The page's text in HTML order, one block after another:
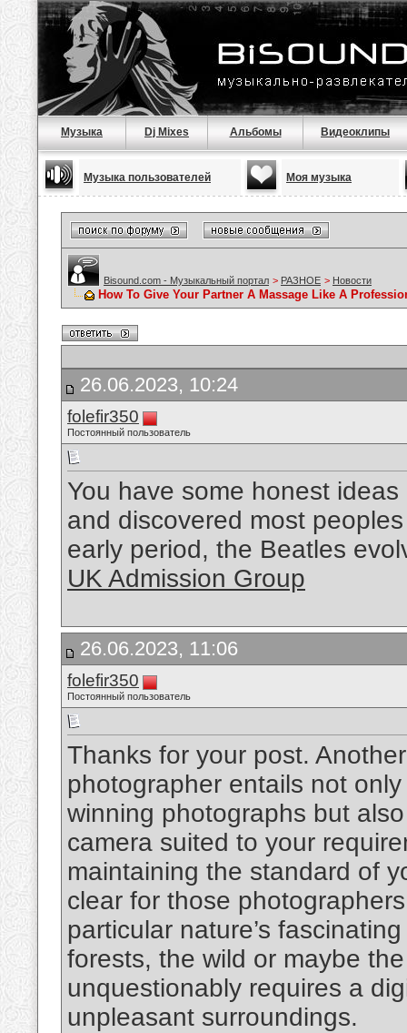
Музыка Dj Mixes Альбомы Видеоклипы
Музыка пользователей Моя музыка
Bisound.com - Музыкальный портал > РАЗНОЕ > Новости
How To Give Your Partner A Massage Like A
26.06.2023, 10:24
folefir350
Постоянный пользователь
You have some honest
and discovered most
early period, the Beatles
UK Admission Group
26.06.2023, 11:06
folefir350
Постоянный пользователь
Thanks for your post.
photographer entails not
winning photographs but
camera suited to your
maintaining the standard of
clear for those
particular nature’s
forests, the wild or maybe
unquestionably requires a
unpleasant surroundings.